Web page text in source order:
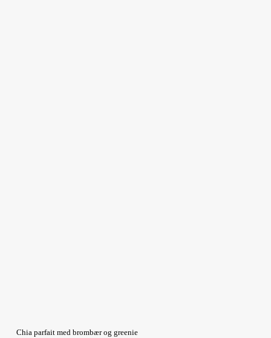
Chia parfait med brombær og greenie